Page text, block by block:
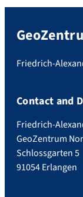
Friedrich-
Contact and
Friedrich-
GeoZentrum
Schlossgarten 5
91054 Erlangen